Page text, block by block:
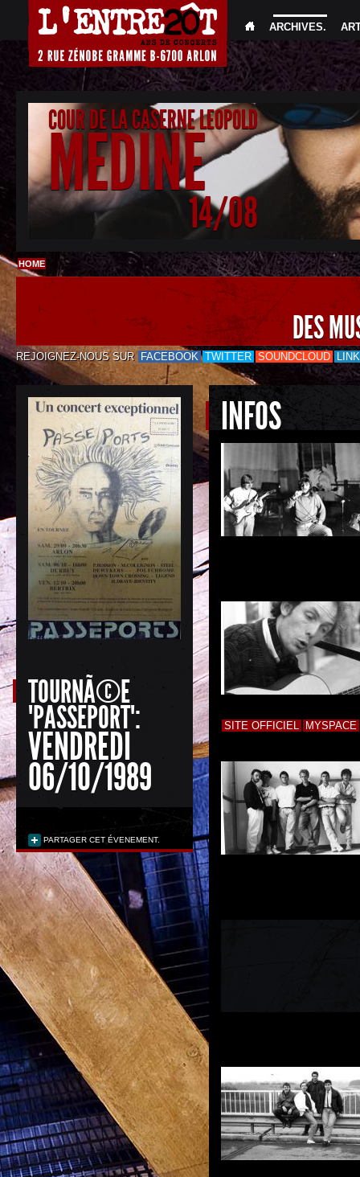
ARCHIVES.
COUR DE LA CASERNE LEOPOLD
MEDINE
14/08
HOME
DES
REJOIGNEZ-NOUS SUR FACEBOOK TWITTER SOUNDCLOUD
TOURNÃ©E
"PASSEPORT":
VENDREDI
06/10/1989
PARTAGER CET ÉVENEMENT.
INFOS
SITE OFFICIEL MYSPACE